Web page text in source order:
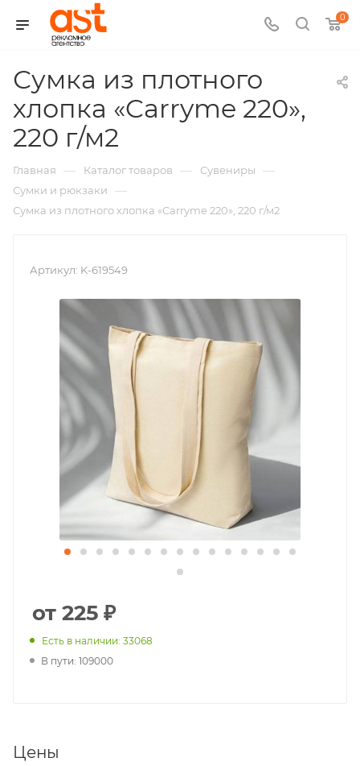
0
Сумка из плотного
хлопка «Carryme 220»,
220 г/м2
арт.:
K-
619549
Главная — Каталог товаров — Сувениры —
Сумки и рюкзаки —
Сумка из плотного хлопка «Carryme 220», 220 г/м2
Артикул: K-619549
от 225 ₽
Есть в наличии: 33068
В пути: 109000
Цены